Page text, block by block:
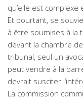
qu’elle est
Et pourtant, se
à être soumises à la
devant la chambre
tribunal, seul un
peut vendre à la
devrait susciter
La commission